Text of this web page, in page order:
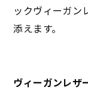
ックヴィーガン
添えます。
ヴィーガンレザ